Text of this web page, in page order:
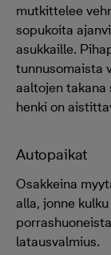
mutkittelee
sopukoita
asukkaille.
tunnusomaista
aaltojen takana
henki on
Autopaikat
Osakkeina
alla, jonne
latausvalmius.